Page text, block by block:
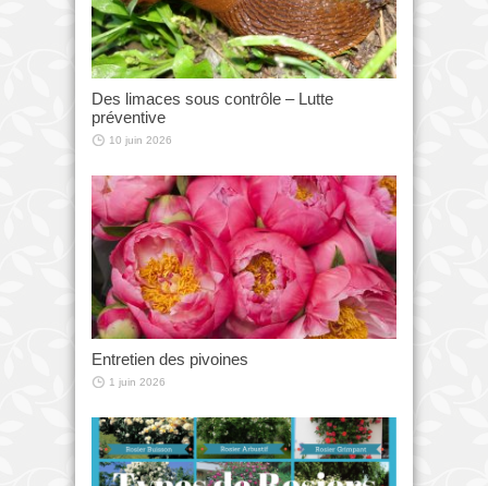
Des limaces sous contrôle – Lutte
préventive
10 juin 2026
Entretien des pivoines
1 juin 2026